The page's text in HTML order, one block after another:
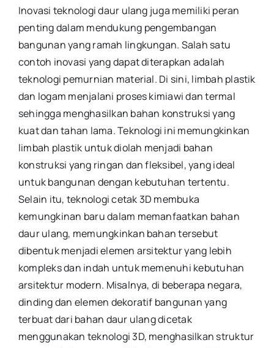
Inovasi teknologi daur ulang juga memiliki peran
penting dalam mendukung pengembangan
bangunan yang ramah lingkungan. Salah satu
contoh inovasi yang dapat diterapkan adalah
teknologi pemurnian material. Di sini, limbah plastik
dan logam menjalani proses kimiawi dan termal
sehingga menghasilkan bahan konstruksi yang
kuat dan tahan lama. Teknologi ini memungkinkan
limbah plastik untuk diolah menjadi bahan
konstruksi yang ringan dan fleksibel, yang ideal
untuk bangunan dengan kebutuhan tertentu.
Selain itu, teknologi cetak 3D membuka
kemungkinan baru dalam memanfaatkan bahan
daur ulang, memungkinkan bahan tersebut
dibentuk menjadi elemen arsitektur yang lebih
kompleks dan indah untuk memenuhi kebutuhan
arsitektur modern. Misalnya, di beberapa negara,
dinding dan elemen dekoratif bangunan yang
terbuat dari bahan daur ulang dicetak
menggunakan teknologi 3D, menghasilkan struktur